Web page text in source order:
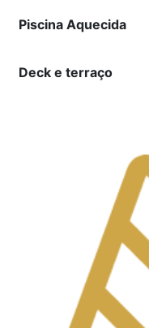
Piscina Aquecida
Deck e terraço